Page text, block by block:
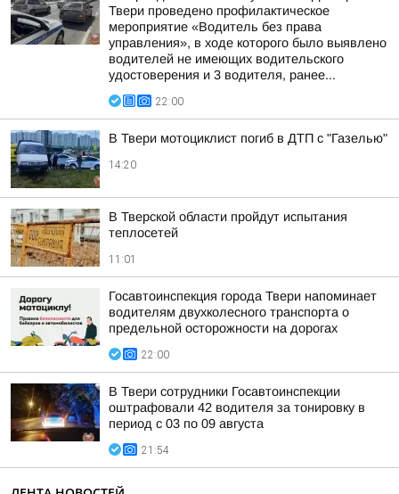
Твери проведено профилактическое
мероприятие «Водитель без права
управления», в ходе которого было выявлено
водителей не имеющих водительского
удостоверения и 3 водителя, ранее...
22:00
В Твери мотоциклист погиб в ДТП с "Газелью"
14:20
В Тверской области пройдут испытания
теплосетей
11:01
Госавтоинспекция города Твери напоминает
водителям двухколесного транспорта о
предельной осторожности на дорогах
22:00
В Твери сотрудники Госавтоинспекции
оштрафовали 42 водителя за тонировку в
период с 03 по 09 августа
21:54